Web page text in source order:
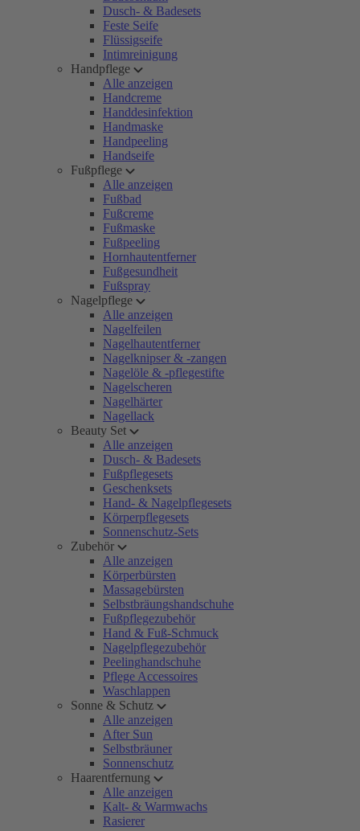
Dusch- & Badesets
Feste Seife
Flüssigseife
Intimreinigung
Handpflege
Alle anzeigen
Handcreme
Handdesinfektion
Handmaske
Handpeeling
Handseife
Fußpflege
Alle anzeigen
Fußbad
Fußcreme
Fußmaske
Fußpeeling
Hornhautentferner
Fußgesundheit
Fußspray
Nagelpflege
Alle anzeigen
Nagelfeilen
Nagelhautentferner
Nagelknipser & -zangen
Nagelöle & -pflegestifte
Nagelscheren
Nagelhärter
Nagellack
Beauty Set
Alle anzeigen
Dusch- & Badesets
Fußpflegesets
Geschenksets
Hand- & Nagelpflegesets
Körperpflegesets
Sonnenschutz-Sets
Zubehör
Alle anzeigen
Körperbürsten
Massagebürsten
Selbstbräungshandschuhe
Fußpflegezubehör
Hand & Fuß-Schmuck
Nagelpflegezubehör
Peelinghandschuhe
Pflege Accessoires
Waschlappen
Sonne & Schutz
Alle anzeigen
After Sun
Selbstbräuner
Sonnenschutz
Haarentfernung
Alle anzeigen
Kalt- & Warmwachs
Rasierer